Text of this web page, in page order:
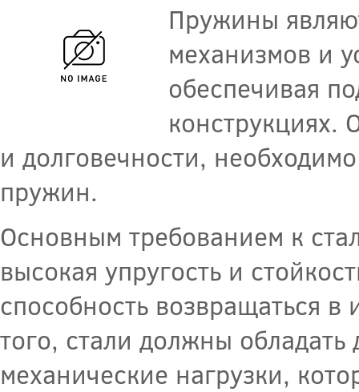
Пружины
механизмов и
обеспечивая
конструкциях.
и долговечности,
пружин.
Основным требованием к
высокая упругость и
способность возвращаться
того, стали должны
механические нагрузки,